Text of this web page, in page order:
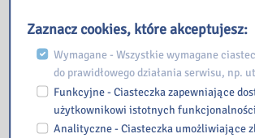
Zaznacz cookies, które akceptujesz:
Wymagane - Wszystkie wymagane
do prawidłowego działania serwisu, np.
Funkcyjne - Ciasteczka zapewniające
użytkownikowi istotnych
Analityczne - Ciasteczka umożliwiające